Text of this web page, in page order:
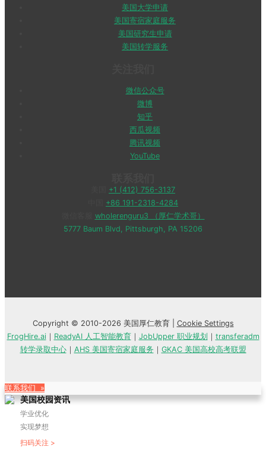
美国大学申请
美国寄宿家庭服务
美国研究生申请
美国转学服务
微信公众号
微博
知乎
西瓜视频
腾讯视频
YouTube
+1 (412) 756-3137
+86 191-2318-4284
wholerenguru3 （厚仁学术哥）
5777 Baum Blvd, Pittsburgh, PA 15206
Copyright © 2010-2026 美国厚仁教育 | Cookie Settings
FrogHire.ai｜ ReadyAI 人工智能教育｜ JobUpper 职业规划 ｜ transferadm
转学录取中心｜ AHS 美国寄宿家庭服务 ｜ GKAC 美国高校高考联盟
联系我们 »
美国校园资讯
学业优化
实现梦想
扫码关注 >